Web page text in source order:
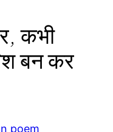
कभी
बन कर